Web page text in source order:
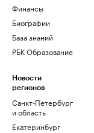
Финансы
Биографии
База знаний
РБК Образование
Новости
регионов
Санкт-Петербург
и область
Екатеринбург